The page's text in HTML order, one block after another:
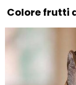
Colore frutti